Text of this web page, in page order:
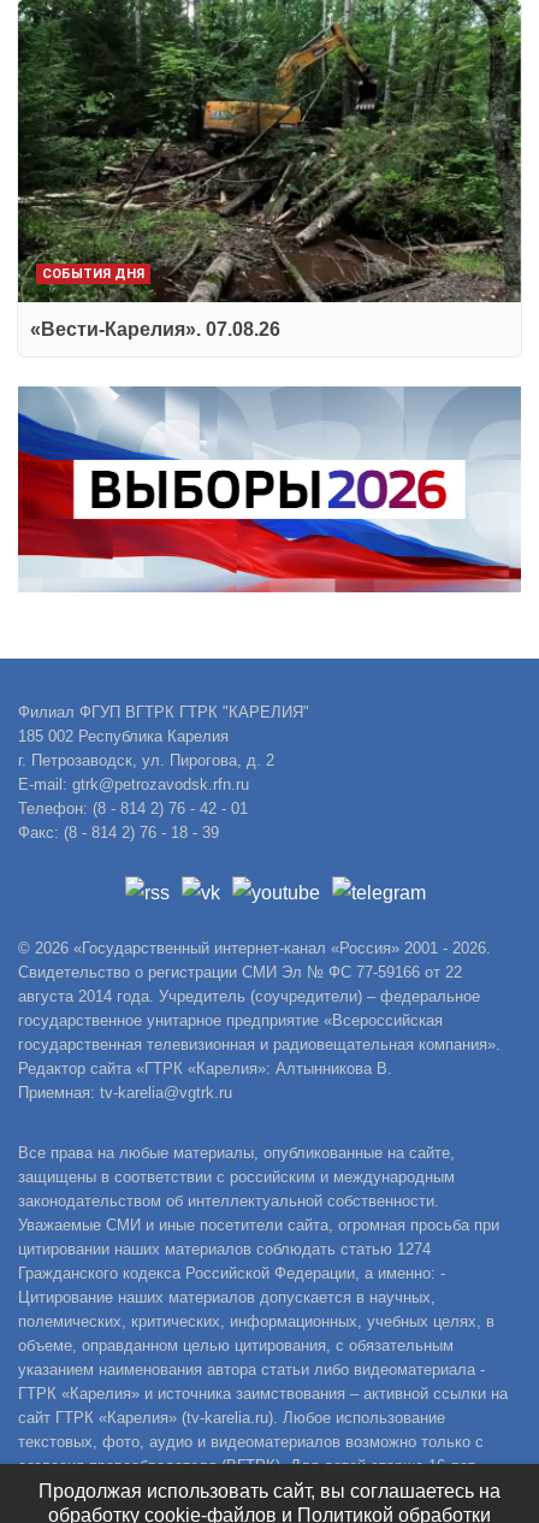
СОБЫТИЯ ДНЯ
«Вести-Карелия». 07.08.26
Филиал ФГУП ВГТРК ГТРК "КАРЕЛИЯ"
185 002 Республика Карелия
г. Петрозаводск, ул. Пирогова, д. 2
E-mail: gtrk@petrozavodsk.rfn.ru
Телефон: (8 - 814 2) 76 - 42 - 01
Факс: (8 - 814 2) 76 - 18 - 39
© 2026 «Государственный интернет-канал «Россия» 2001 - 2026.
Свидетельство о регистрации СМИ Эл № ФС 77-59166 от 22
августа 2014 года. Учредитель (соучредители) – федеральное
государственное унитарное предприятие «Всероссийская
государственная телевизионная и радиовещательная компания».
Редактор сайта «ГТРК «Карелия»: Алтынникова В.
Приемная: tv-karelia@vgtrk.ru
Все права на любые материалы, опубликованные на сайте,
защищены в соответствии с российским и международным
законодательством об интеллектуальной собственности.
Уважаемые СМИ и иные посетители сайта, огромная просьба при
цитировании наших материалов соблюдать статью 1274
Гражданского кодекса Российской Федерации, а именно: -
Цитирование наших материалов допускается в научных,
полемических, критических, информационных, учебных целях, в
объеме, оправданном целью цитирования, с обязательным
указанием наименования автора статьи либо видеоматериала -
ГТРК «Карелия» и источника заимствования – активной ссылки на
сайт ГТРК «Карелия» (tv-karelia.ru). Любое использование
текстовых, фото, аудио и видеоматериалов возможно только с
согласия правообладателя (ВГТРК). Для детей старше 16 лет.
Продолжая использовать сайт, вы соглашаетесь на
обработку cookie-файлов и Политикой обработки